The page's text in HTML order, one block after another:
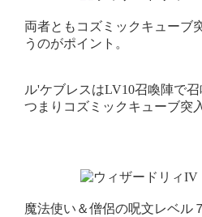
両者ともコズミックキューブ
うのがポイント。
ル'ケブレスはLV10召喚陣で召
つまりコズミックキューブ突
魔法使い＆僧侶の呪文レベル